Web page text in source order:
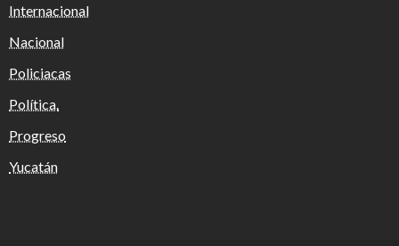
Internacional
Nacional
Policiacas
Política.
Progreso
Yucatán